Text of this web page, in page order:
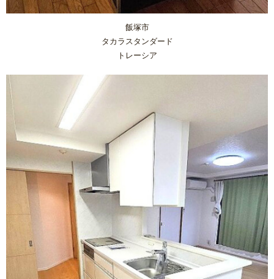
飯塚市
タカラスタンダード
トレーシア